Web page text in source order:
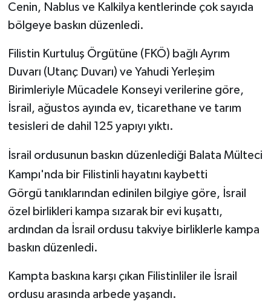
Cenin, Nablus ve Kalkilya kentlerinde çok sayıda
bölgeye baskın düzenledi.
Filistin Kurtuluş Örgütüne (FKÖ) bağlı Ayrım
Duvarı (Utanç Duvarı) ve Yahudi Yerleşim
Birimleriyle Mücadele Konseyi verilerine göre,
İsrail, ağustos ayında ev, ticarethane ve tarım
tesisleri de dahil 125 yapıyı yıktı.
İsrail ordusunun baskın düzenlediği Balata Mülteci
Kampı'nda bir Filistinli hayatını kaybetti
Görgü tanıklarından edinilen bilgiye göre, İsrail
özel birlikleri kampa sızarak bir evi kuşattı,
ardından da İsrail ordusu takviye birliklerle kampa
baskın düzenledi.
Kampta baskına karşı çıkan Filistinliler ile İsrail
ordusu arasında arbede yaşandı.